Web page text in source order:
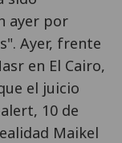
ayer por
Ayer, frente
en El Cairo,
el juicio
10 de
Maikel